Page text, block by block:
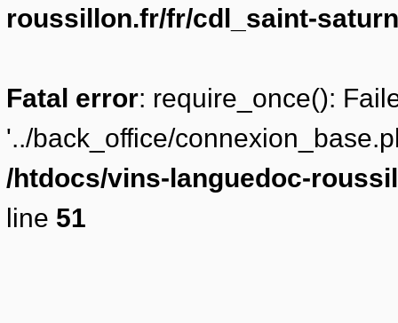
roussillon.fr/fr/cdl_saint-
Fatal error: require_once():
'../back_office/
/htdocs/vins-languedoc-
line 51